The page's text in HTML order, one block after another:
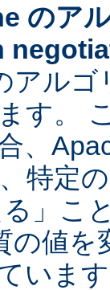
のア
アル
す。
、
特定
」こ
の値を
いま